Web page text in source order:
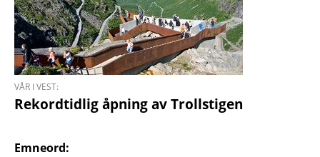
VÅR I VEST:
Rekordtidlig åpning av Trollstigen
Emneord: